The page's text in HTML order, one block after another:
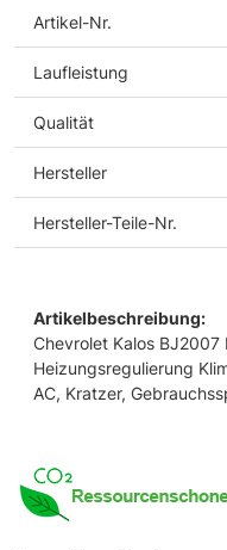
Artikel-Nr.
Laufleistung
Qualität
Hersteller
Hersteller-Teile-Nr.
Artikelbeschreibung:
Chevrolet Kalos
Heizungsregulierung
AC, Kratzer,